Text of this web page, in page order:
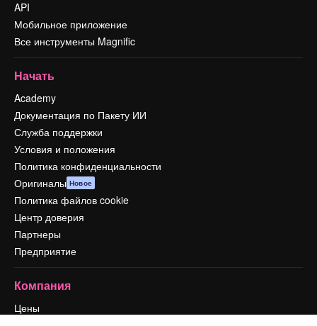
API
Мобильное приложение
Все инструменты Magnific
Начать
Academy
Документация по Пакету ИИ
Служба поддержки
Условия и положения
Политика конфиденциальности
Оригиналы Новое
Политика файлов cookie
Центр доверия
Партнеры
Предприятие
Компания
Цены